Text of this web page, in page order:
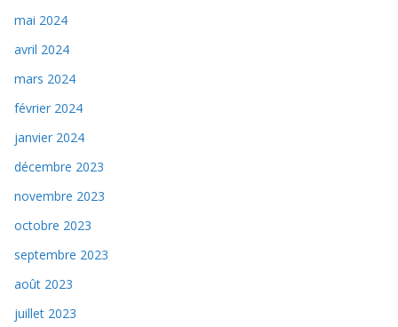
mai 2024
avril 2024
mars 2024
février 2024
janvier 2024
décembre 2023
novembre 2023
octobre 2023
septembre 2023
août 2023
juillet 2023